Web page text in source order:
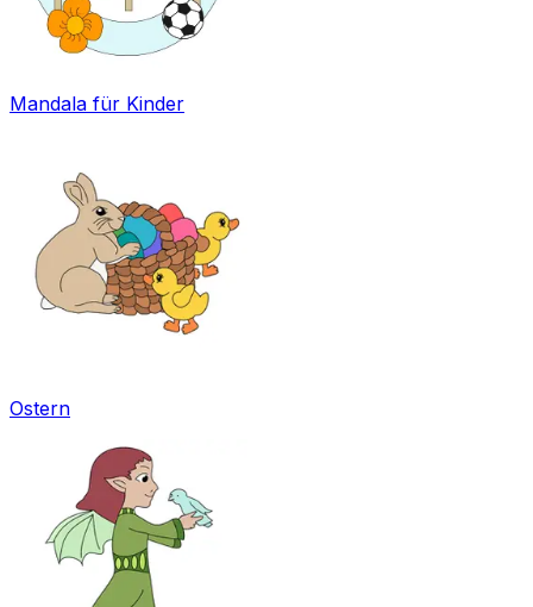
Mandala für Kinder
Ostern